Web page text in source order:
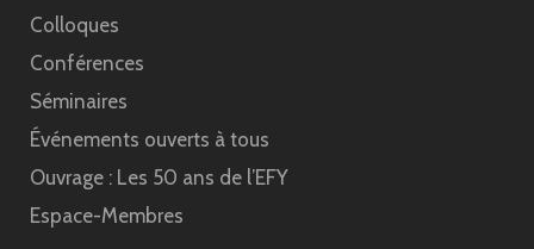
Colloques
Conférences
Séminaires
Événements ouverts à tous
Ouvrage : Les 50 ans de l’EFY
Espace-Membres